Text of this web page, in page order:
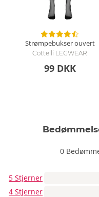
Strømpebukser ouvert
Cottelli LEGWEAR
99 DKK
0
5 Stjerner
4 Stjerner